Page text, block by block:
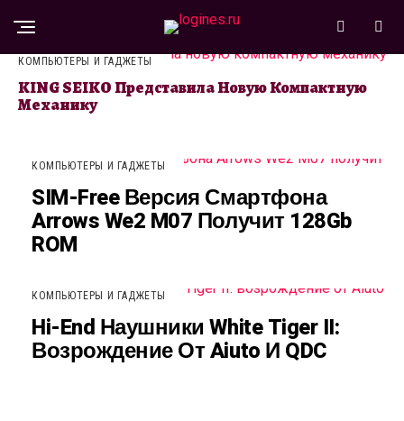
КОМПЬЮТЕРЫ И ГАДЖЕТЫ
KING SEIKO Представила Новую Компактную
Механику
КОМПЬЮТЕРЫ И ГАДЖЕТЫ
SIM-Free Версия Смартфона
Arrows We2 M07 Получит 128Gb
ROM
КОМПЬЮТЕРЫ И ГАДЖЕТЫ
Hi-End Наушники White Tiger II:
Возрождение От Aiuto И QDC